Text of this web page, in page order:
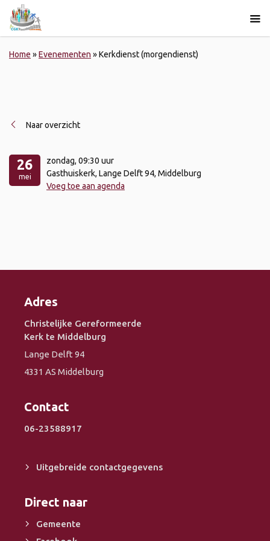
Home »Evenementen »Kerkdienst (morgendienst)
Naar overzicht
26
mei
zondag, 09:30 uur
Gasthuiskerk, Lange Delft 94, Middelburg
Voeg toe aan agenda
Adres
Christelijke Gereformeerde
Kerk te Middelburg
Lange Delft 94
4331 AS Middelburg
Contact
06-23588917
Uitgebreide contactgegevens
Direct naar
Gemeente